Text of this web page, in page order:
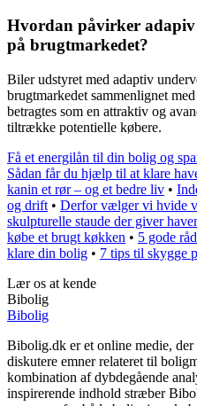
Hvordan påvirker
på brugtmarkedet?
Biler udstyret med adaptiv
brugtmarkedet sammenlignet
betragtes som en attraktiv og
tiltrække potentielle købere.
Få et energilån til din bolig og
Sådan får du hjælp til at klare
kanin et rør – og et bedre liv •
og drift • Derfor vælger vi hvide
skulpturelle staude der giver
købe et brugt køkken • 5 gode
klare din bolig • 7 tips til skygge
Lær os at kende
Bibolig
Bibolig
Bibolig.dk er et online medie,
diskutere emner relateret til
kombination af dybdegående
inspirerende indhold stræber